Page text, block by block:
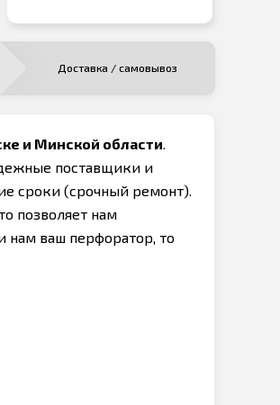
Доставка / самовывоз
и Минской области.
поставщики и
сроки (срочный ремонт).
позволяет нам
нам ваш перфоратор, то